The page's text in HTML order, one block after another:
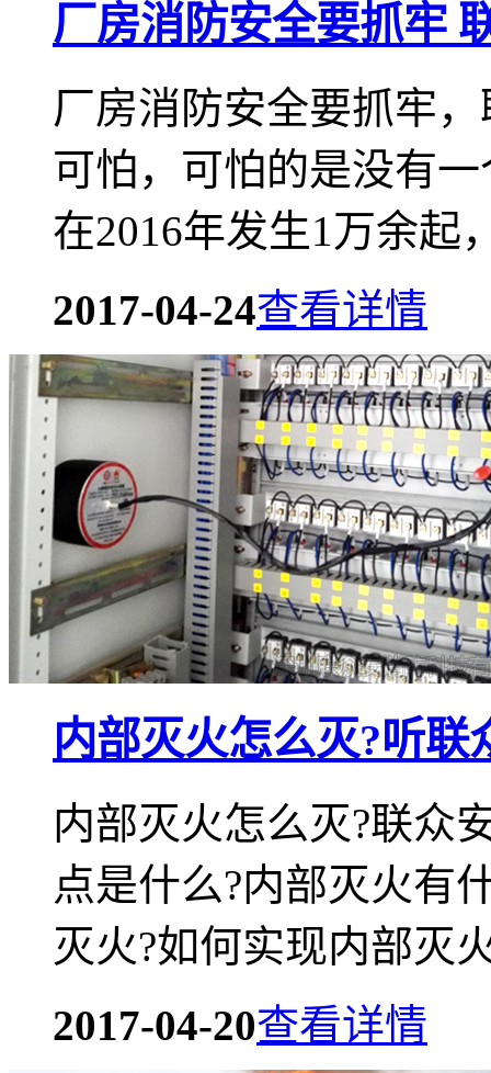
厂房消防安全要抓牢
厂房消防安全要抓牢
可怕，可怕的是没有
在2016年发生1万余起
2017-04-24查看详情
内部灭火怎么灭?听联
内部灭火怎么灭?联众
点是什么?内部灭火有
灭火?如何实现内部灭
2017-04-20查看详情